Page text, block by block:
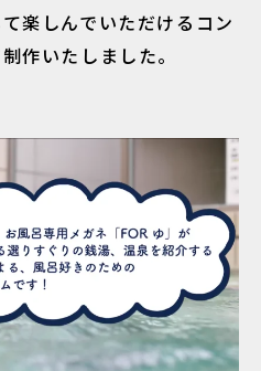
楽しんでいただけるコン
作いたしました。